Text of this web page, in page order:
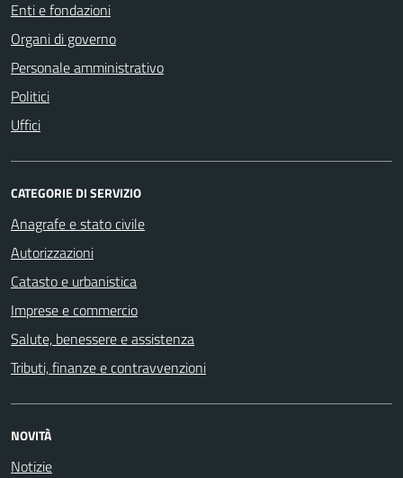
Enti e fondazioni
Organi di governo
Personale amministrativo
Politici
Uffici
CATEGORIE DI SERVIZIO
Anagrafe e stato civile
Autorizzazioni
Catasto e urbanistica
Imprese e commercio
Salute, benessere e assistenza
Tributi, finanze e contravvenzioni
NOVITÀ
Notizie